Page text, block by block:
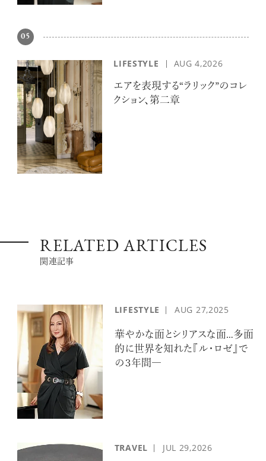
05
LIFESTYLE AUG 4,2026
エアを表現する“ラリック”のコレ
クション、第二章
RELATED ARTICLES
関連記事
LIFESTYLE AUG 27,2025
華やかな面とシリアスな面…多面
的に世界を知れた『ル・ロゼ』で
の３年間―
TRAVEL JUL 29,2026